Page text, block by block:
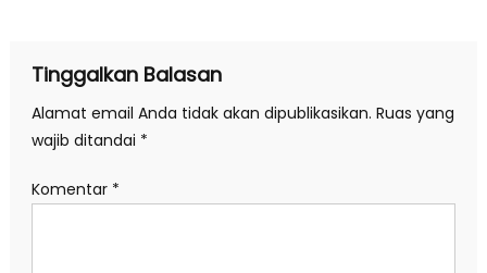
Tinggalkan Balasan
Alamat email Anda tidak akan dipublikasikan. Ruas yang
wajib ditandai *
Komentar *